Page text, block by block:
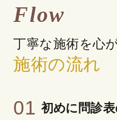
Flow
丁寧な施術を心
施術の流れ
01 初めに問診